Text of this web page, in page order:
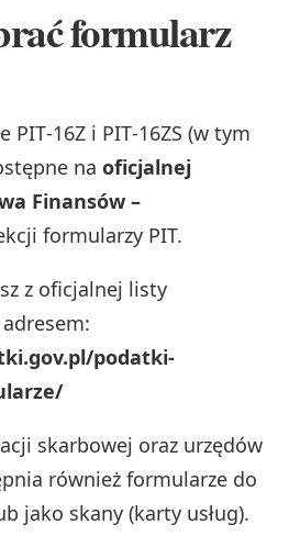
formularz
i PIT‑16ZS (w tym
naoficjalnej
Finansów –
formularzy PIT.
z oficjalnej listy
podatki-
skarbowej oraz urzędów
również formularze do
jako skany (karty usług).